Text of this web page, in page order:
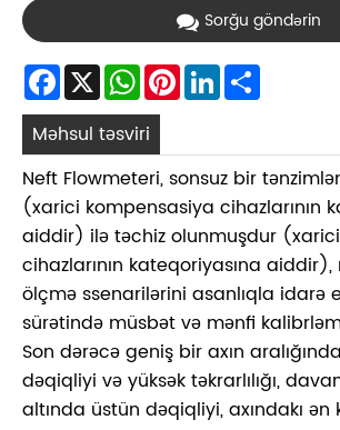
Sorğu göndərin
Facebook
X WhatsApp
Pinterest
LinkedIn
Məhsul təsviri
Neft Flowmeteri, sonsuz bir
(xarici kompensasiya cihazlarının
aiddir) ilə təchiz olunmuşdur
cihazlarının kateqoriyasına aiddir),
ölçmə ssenarilərini asanlıqla idarə
sürətində müsbət və mənfi
Son dərəcə geniş bir axın
dəqiqliyi və yüksək təkrarlılığı,
altında üstün dəqiqliyi, axındakı ən